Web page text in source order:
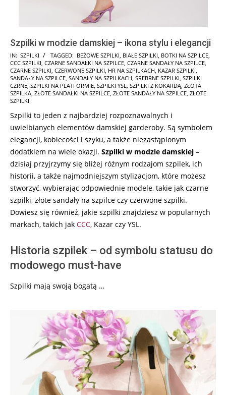
Szpilki w modzie damskiej – ikona stylu i elegancji
2025-
01-
27
IN: SZPILKI TAGGED: BEŻOWE SZPILKI, BIAŁE SZPILKI, BOTKI NA SZPILCE,
CCC SZPILKI, CZARNE SANDAŁKI NA SZPILCE, CZARNE SANDAŁY NA SZPILCE,
CZARNE SZPILKI, CZERWONE SZPILKI, HR NA SZPILKACH, KAZAR SZPILKI,
SANDAŁY NA SZPILCE, SANDAŁY NA SZPILKACH, SREBRNE SZPILKI, SZPILKI
CZRNE, SZPILKI NA PLATFORMIE, SZPILKI YSL, SZPILKI Z KOKARDĄ, ZŁOTA
SZPILKA, ZŁOTE SANDAŁKI NA SZPILCE, ZŁOTE SANDAŁY NA SZPILCE, ZŁOTE
SZPILKI
Szpilki to jeden z najbardziej rozpoznawalnych i
uwielbianych elementów damskiej garderoby. Są symbolem
elegancji, kobiecości i szyku, a także niezastąpionym
dodatkiem na wiele okazji. Szpilki w modzie damskiej –
dzisiaj przyjrzymy się bliżej różnym rodzajom szpilek, ich
historii, a także najmodniejszym stylizacjom, które możesz
stworzyć, wybierając odpowiednie modele, takie jak czarne
szpilki, złote sandały na szpilce czy czerwone szpilki.
Dowiesz się również, jakie szpilki znajdziesz w popularnych
markach, takich jak CCC, Kazar czy YSL.
Historia szpilek – od symbolu statusu do
modowego must-have
Szpilki mają swoją bogatą …